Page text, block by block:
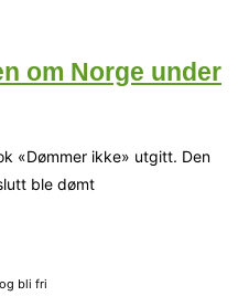
om Norge under
«Dømmer ikke» utgitt. Den
ble dømt
bli fri